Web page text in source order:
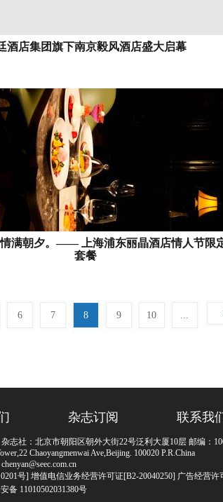
酒店集团旗下南京毅风酒店盛大启幕
满朝夕。—— 上海浦东丽晶酒店情人节限
套餐
6 7 8 9 10 ...
杂志订阅 联系我
杂志社：北京市朝阳区朝外大街22号泛利大厦10层 邮编：
Chaoyangmenwai Ave,Beijing. 100020 P.R.China
号] 增值电信业务经营许可证[B2-20040250] 广告经营
备 11010502031380号